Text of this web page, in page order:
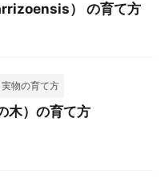
） の育て方
物の育て方
木）の育て方